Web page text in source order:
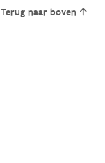
Terug naar boven